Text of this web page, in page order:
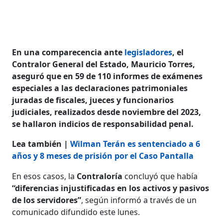
En una comparecencia ante legisladores, el
Contralor General del Estado, Mauricio Torres,
aseguró que en 59 de 110 informes de exámenes
especiales a las declaraciones patrimoniales
juradas de fiscales, jueces y funcionarios
judiciales, realizados desde noviembre del 2023,
se hallaron indicios de responsabilidad penal.
Lea también |Wilman Terán es sentenciado a 6
años y 8 meses de prisión por el Caso Pantalla
En esos casos, la Contraloría concluyó que había
“diferencias injustificadas en los activos y pasivos
de los servidores”, según informó a través de un
comunicado difundido este lunes.